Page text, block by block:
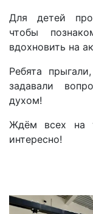
️Для детей
чтобы
вдохновить на
️Ребята
задавали
духом!
️️Ждём всех на
интересно!